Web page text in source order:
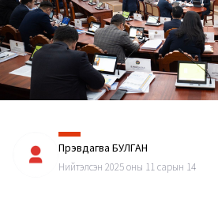
Пүрэвдагва БУЛГАН
Нийтэлсэн 2025 оны 11 сарын 14